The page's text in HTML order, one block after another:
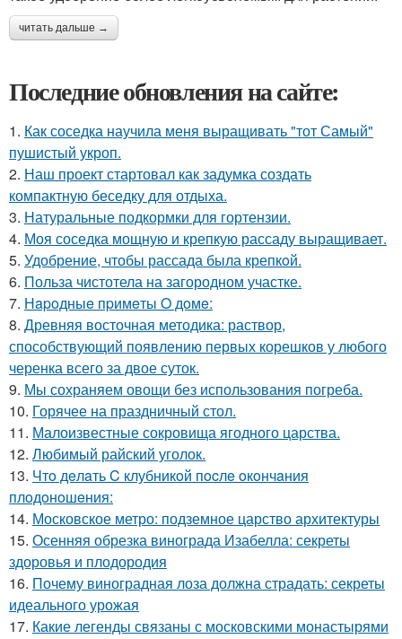
читать дальше →
Последние обновления на сайте:
1. Как соседка научила меня выращивать "тот Самый"
пушистый укроп.
2. Наш проект стартовал как задумка создать
компактную беседку для отдыха.
3. Натуральные подкормки для гортензии.
4. Моя соседка мощную и крепкую рассаду выращивает.
5. Удобрение, чтобы рассада была крепкoй.
6. Польза чистотела на загородном участке.
7. Нapoдныe пpимeты O дoмe:
8. Древняя восточная методика: раствор,
способствующий появлению первых корешков у любого
черенка всего за двое суток.
9. Мы сохраняем овощи без использования погреба.
10. Горячее на праздничный стол.
11. Малоизвестные сокровища ягодного царства.
12. Любимый райский уголок.
13. Чтo дeлaть C клубникoй пocлe oкoнчaния
плoдoнoшeния:
14. Московское метро: подземное царство архитектуры
15. Осенняя обрезка винограда Изабелла: секреты
здоровья и плодородия
16. Почему виноградная лоза должна страдать: секреты
идеального урожая
17. Какие легенды связаны с московскими монастырями